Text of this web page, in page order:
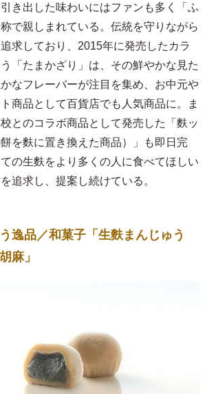
き出した味わいにはファンも多く「ふ
で親しまれている。伝統を守りながら
求しており、2015年に発売したカラ
「たまかざり」は、その鮮やかな見た
なフレーバーが注目を集め、お中元や
商品として百貨店でも人気商品に。ま
とのコラボ商品として発売した「麩ッ
を麩に置き換えた商品）」も即日完
の生麩をより多くの人に食べてほしい
追求し、提案し続けている。
逸品／和菓子「生麩まんじゅう
麻」